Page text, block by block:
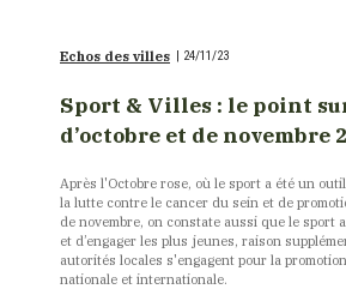
Echos des villes 24/11/23
Sport & Villes : le point
d’octobre et de novembre
Après l'Octobre rose, où le sport a été un
la lutte contre le cancer du sein et de
de novembre, on constate aussi que le sport
et d’engager les plus jeunes, raison
autorités locales s'engagent pour la
nationale et internationale.